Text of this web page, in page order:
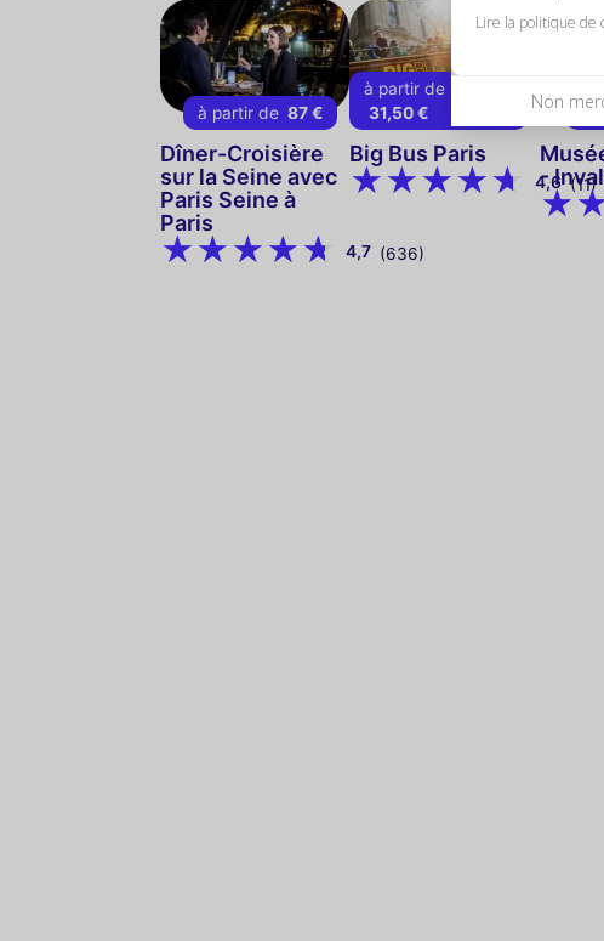
Lire la politique de
Non
à partir de 87 €
Dîner-Croisière
sur la Seine avec
Paris Seine à
Paris
4,7 (636)
à partir de
31,50 €
Big Bus Paris
4,6 (11)
à
-